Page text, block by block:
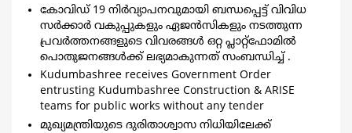
കോവിഡ് 19 നിർവ്യാപനവുമായി ബന്ധപ്പെട്ട് വിവിധ
സർക്കാർ വകുപ്പുകളും ഏജൻസികളും നടത്തുന്ന
പ്രവർത്തനങ്ങളുടെ വിവരങ്ങൾ ഒറ്റ പ്ലാറ്റ്‌ഫോമിൽ
പൊതുജനങ്ങൾക്ക് ലഭ്യമാകുന്നത് സംബന്ധിച്ച് .
Kudumbashree receives Government Order
entrusting Kudumbashree Construction & ARISE
teams for public works without any tender
മുഖ്യമന്ത്രിയുടെ ദുരിതാശ്വാസ നിധിയിലേക്ക്